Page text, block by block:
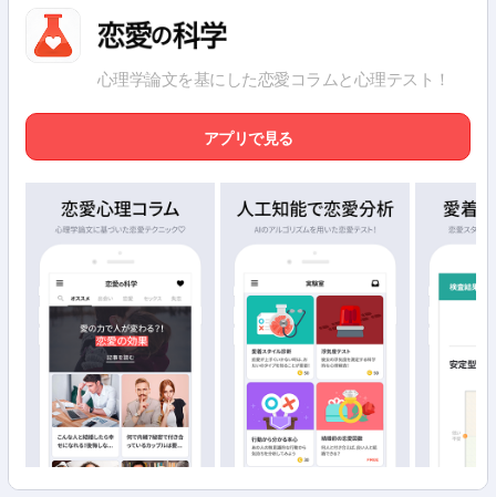
心理学論文を基にした恋愛コラムと心理テスト！
アプリで見る